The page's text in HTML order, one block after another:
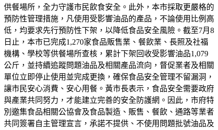
供餐場所，全力守護市民飲食安全。此外，本市採取更嚴格的
預防性管理措施，凡使用受影響油品的產品，不論使用比例高
低，均要求先行預防性下架，以降低食品安全風險。截至7月8
日止，本市已完成1,270家食品販售業、餐飲業、長照及社福
機構、學校等供餐場所查核，累計下架回收受影響油品1,079
公斤，並持續追蹤問題油品及相關產品流向，督促業者及相關
單位立即停止使用並完成更換，確保食品安全管理不留漏洞，
讓市民安心消費、安心用餐。黃市長表示，食品安全需要政府
與產業共同努力，才能建立完善的安全防護網。因此，市府特
別邀集食品相關公協會及食品製造、販售、餐飲、通路等業者
共同簽署自主管理宣言，承諾不提供、不使用問題批號油品及